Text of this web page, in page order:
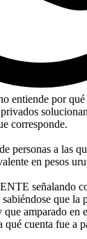
entiende por
corresponde.
personas a las
en pesos
señalando
que la
amparado en
qué cuenta fue a